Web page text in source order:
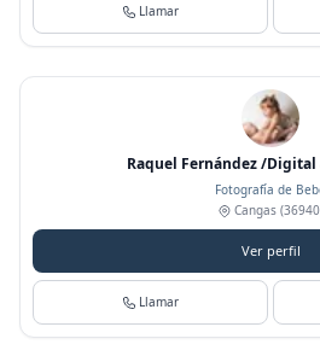
Llamar
Raquel Fernández /
Fotografía de
Cangas
Ver perfil
Llamar